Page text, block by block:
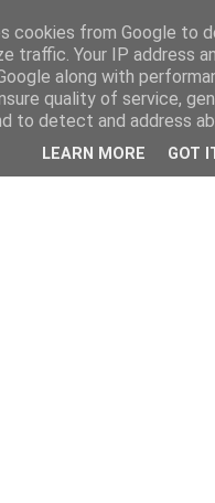
cookies from Google to
traffic. Your IP address
along with
quality of service,
to detect and address
LEARN MORE GOT